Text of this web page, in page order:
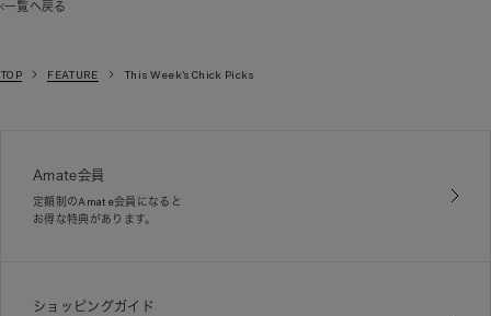
一覧へ戻る
TOP FEATURE This Week's Chick Picks
Amate会員
定額制のAmate会員になると
お得な特典があります。
ショッピングガイド